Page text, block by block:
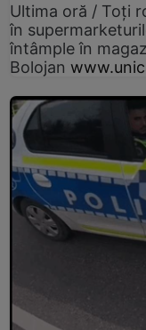
Ultima oră / Toți
în
întâmple în
Bolojan